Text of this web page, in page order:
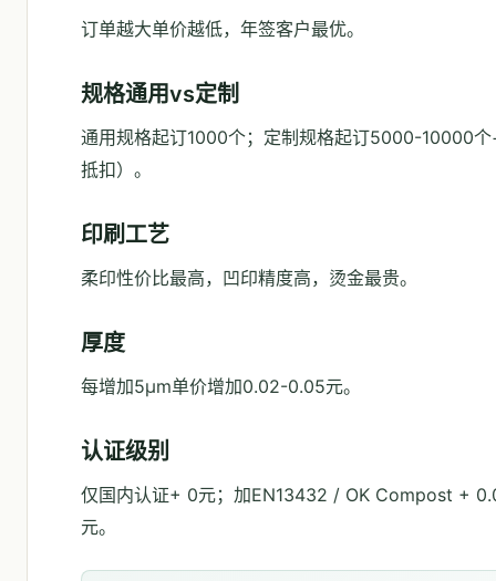
订单越大单价越低，年签客户最优。
规格通用vs定制
通用规格起订1000个；定制规格起订5000-10000
抵扣）。
印刷工艺
柔印性价比最高，凹印精度高，烫金最贵。
厚度
每增加5μm单价增加0.02-0.05元。
认证级别
仅国内认证+ 0元；加EN13432 / OK Compost +
元。